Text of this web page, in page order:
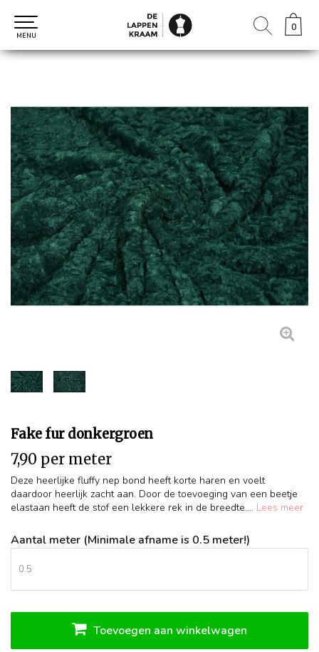
0
0
MENU
Fake fur donkergroen
7,90 per meter
Deze heerlijke fluffy nep bond heeft korte haren en voelt
daardoor heerlijk zacht aan. Door de toevoeging van een beetje
elastaan heeft de stof een lekkere rek in de breedte.... Lees meer
Aantal meter (Minimale afname is 0.5 meter!)
Toevoegen aan winkelwagen